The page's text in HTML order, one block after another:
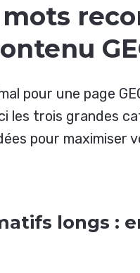
pour une page
les trois grandes
pour maximiser
longs :